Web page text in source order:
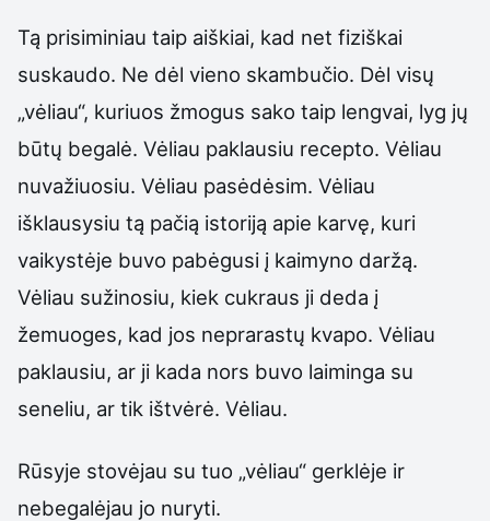
Tą prisiminiau taip aiškiai, kad net fiziškai
suskaudo. Ne dėl vieno skambučio. Dėl visų
„vėliau“, kuriuos žmogus sako taip lengvai, lyg jų
būtų begalė. Vėliau paklausiu recepto. Vėliau
nuvažiuosiu. Vėliau pasėdėsim. Vėliau
išklausysiu tą pačią istoriją apie karvę, kuri
vaikystėje buvo pabėgusi į kaimyno daržą.
Vėliau sužinosiu, kiek cukraus ji deda į
žemuoges, kad jos neprarastų kvapo. Vėliau
paklausiu, ar ji kada nors buvo laiminga su
seneliu, ar tik ištvėrė. Vėliau.
Rūsyje stovėjau su tuo „vėliau“ gerklėje ir
nebegalėjau jo nuryti.